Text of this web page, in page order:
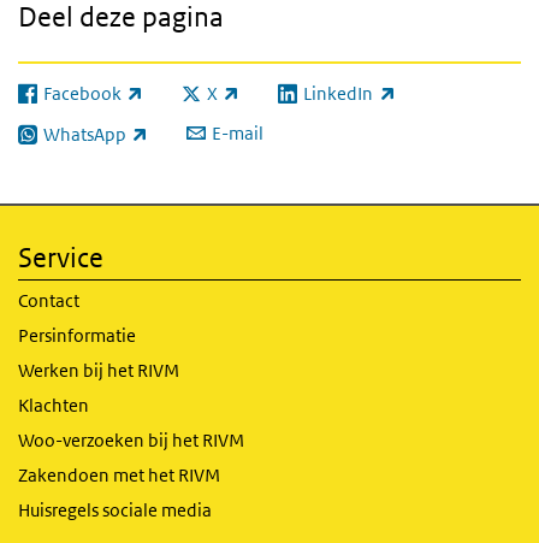
Deel deze pagina
Facebook
(externe link) X
(externe link) LinkedIn
(externe link)
WhatsApp
(externe link) E-mail
Service
Contact
Persinformatie
Werken bij het RIVM
Klachten
Woo-verzoeken bij het RIVM
Zakendoen met het RIVM
Huisregels sociale media